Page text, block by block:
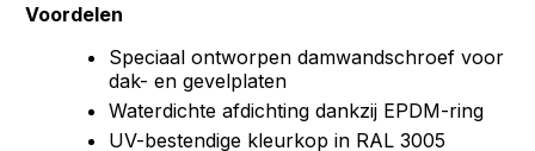
Voordelen
Speciaal ontworpen damwandschroef voor
dak- en gevelplaten
Waterdichte afdichting dankzij EPDM-ring
UV-bestendige kleurkop in RAL 3005